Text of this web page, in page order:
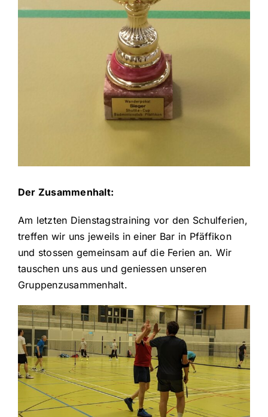
Der Zusammenhalt:
Am letzten Dienstagstraining vor den Schulferien,
treffen wir uns jeweils in einer Bar in Pfäffikon
und stossen gemeinsam auf die Ferien an. Wir
tauschen uns aus und geniessen unseren
Gruppenzusammenhalt.